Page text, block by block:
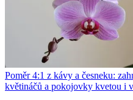
Poměr 4:1 z kávy a česneku:
květináčů a pokojovky kvetou i